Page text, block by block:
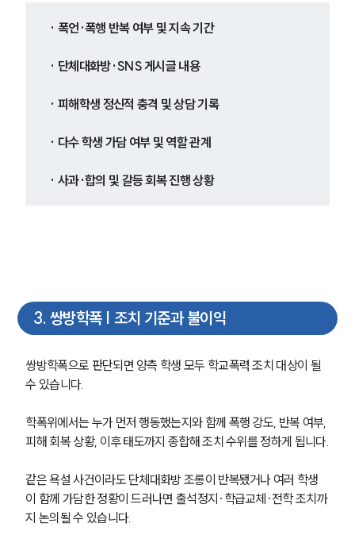
· 폭언·폭행 반복 여부 및 지속 기간
· 단체대화방·SNS 게시글 내용
· 피해학생 정신적 충격 및 상담 기록
· 다수 학생 가담 여부 및 역할 관계
· 사과·합의 및 갈등 회복 진행 상황
3. 쌍방학폭 | 조치 기준과 불이익
쌍방학폭으로 판단되면 양측 학생 모두 학교폭력 조치 대상이 될
수 있습니다.
학폭위에서는 누가 먼저 행동했는지와 함께 폭행 강도, 반복 여부,
피해 회복 상황, 이후 태도까지 종합해 조치 수위를 정하게 됩니다.
같은 욕설 사건이라도 단체대화방 조롱이 반복됐거나 여러 학생
이 함께 가담한 정황이 드러나면 출석정지·학급교체·전학 조치까
지 논의될 수 있습니다.